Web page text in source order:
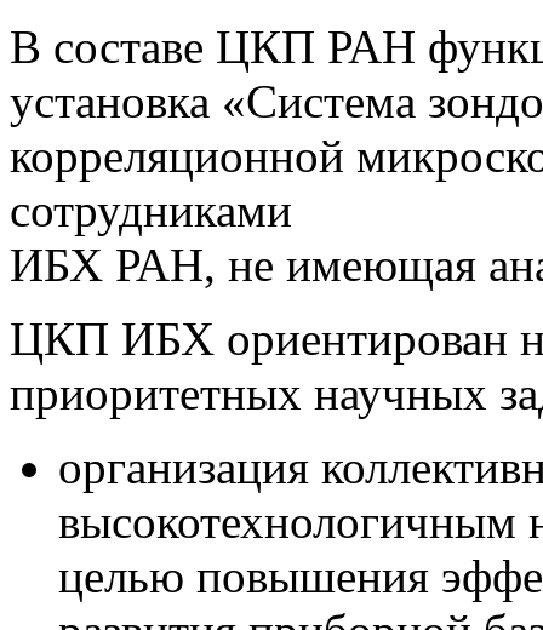
В составе ЦКП РАН
установка «Система
корреляционной
сотрудниками
ИБХ РАН, не имеющая
ЦКП ИБХ ориентирован
приоритетных научных
организация
целью повышения